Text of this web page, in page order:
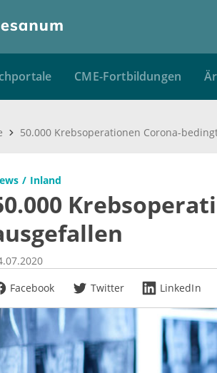
CME-Fortbildungen
Inland
Facebook
Twitter LinkedIn